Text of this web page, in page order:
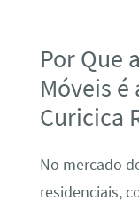
Por Que
Móveis é
Curicica
No mercado
residenciais,